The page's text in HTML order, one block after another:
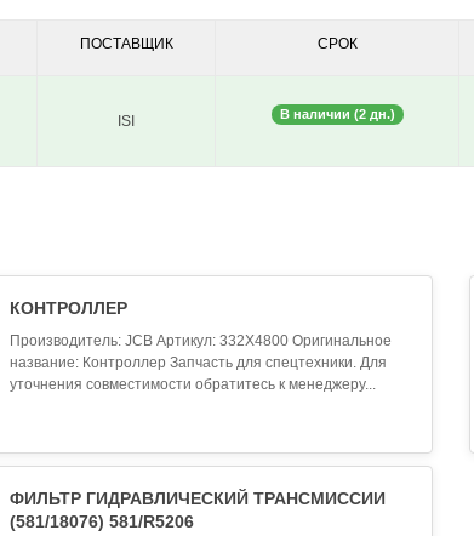
ПОСТАВЩИК СРОК
ISI В наличии (2 дн.)
КОНТРОЛЛЕР
Производитель: JCB Артикул: 332X4800 Оригинальное
название: Контроллер Запчасть для спецтехники. Для
уточнения совместимости обратитесь к менеджеру...
ФИЛЬТР ГИДРАВЛИЧЕСКИЙ ТРАНСМИССИИ
(581/18076) 581/R5206